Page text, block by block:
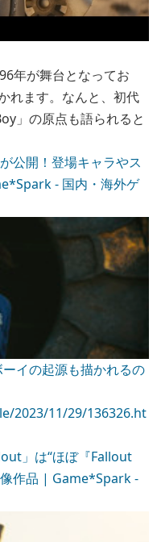
年が舞台となってお
れます。なんと、初代
」の原点も語られると
公開！登場キャラやス
- 国内・海外ゲ
イの起源も描かれるの
2023/11/29/136326.ht
」は“ほぼ『Fallout
作品 | Game*Spark -